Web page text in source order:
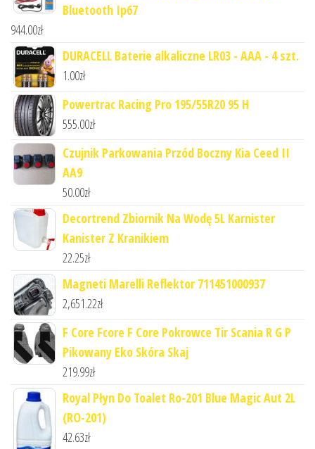
Bluetooth Ip67
944.00zł
DURACELL Baterie alkaliczne LR03 - AAA - 4 szt.
1.00zł
Powertrac Racing Pro 195/55R20 95 H
555.00zł
Czujnik Parkowania Przód Boczny Kia Ceed II
AA9
50.00zł
Decortrend Zbiornik Na Wodę 5L Karnister
Kanister Z Kranikiem
22.25zł
Magneti Marelli Reflektor 711451000937
2,651.22zł
F Core Fcore F Core Pokrowce Tir Scania R G P
Pikowany Eko Skóra Skaj
219.99zł
Royal Płyn Do Toalet Ro-201 Blue Magic Aut 2L
(RO-201)
42.63zł